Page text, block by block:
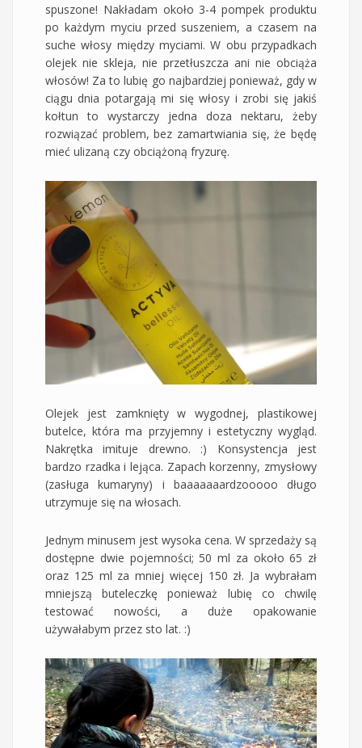
spuszone! Nakładam około 3-4 pompek produktu
po każdym myciu przed suszeniem, a czasem na
suche włosy między myciami. W obu przypadkach
olejek nie skleja, nie przetłuszcza ani nie obciąża
włosów! Za to lubię go najbardziej ponieważ, gdy w
ciągu dnia potargają mi się włosy i zrobi się jakiś
kołtun to wystarczy jedna doza nektaru, żeby
rozwiązać problem, bez zamartwiania się, że będę
mieć ulizaną czy obciążoną fryzurę.
Olejek jest zamknięty w wygodnej, plastikowej
butelce, która ma przyjemny i estetyczny wygląd.
Nakrętka imituje drewno. :) Konsystencja jest
bardzo rzadka i lejąca. Zapach korzenny, zmysłowy
(zasługa kumaryny) i baaaaaaardzooooo długo
utrzymuje się na włosach.
Jednym minusem jest wysoka cena. W sprzedaży są
dostępne dwie pojemności; 50 ml za około 65 zł
oraz 125 ml za mniej więcej 150 zł. Ja wybrałam
mniejszą buteleczkę ponieważ lubię co chwilę
testować nowości, a duże opakowanie
używałabym przez sto lat. :)